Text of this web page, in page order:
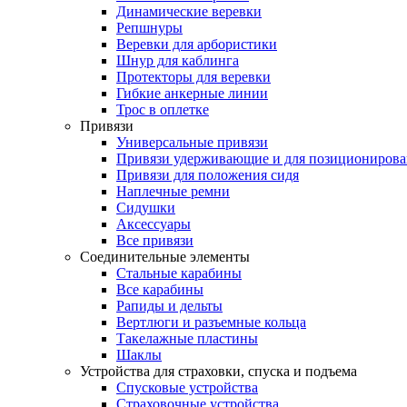
Динамические веревки
Репшнуры
Веревки для арбористики
Шнур для каблинга
Протекторы для веревки
Гибкие анкерные линии
Трос в оплетке
Привязи
Универсальные привязи
Привязи удерживающие и для
Привязи для положения сидя
Наплечные ремни
Сидушки
Аксессуары
Все привязи
Соединительные элементы
Стальные карабины
Все карабины
Рапиды и дельты
Вертлюги и разъемные кольца
Такелажные пластины
Шаклы
Устройства для страховки, спуска и подъема
Спусковые устройства
Страховочные устройства